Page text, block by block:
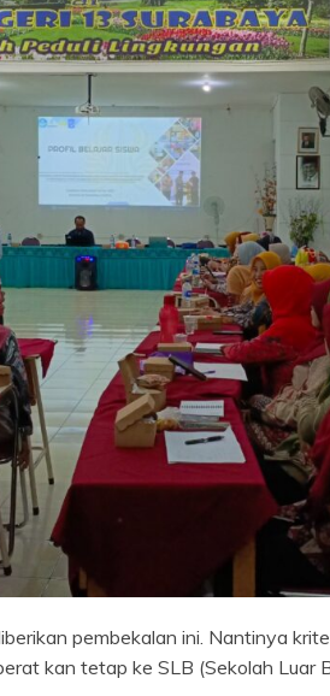
pembekalan ini. Nantinya
kan tetap ke SLB (Sekolah Luar